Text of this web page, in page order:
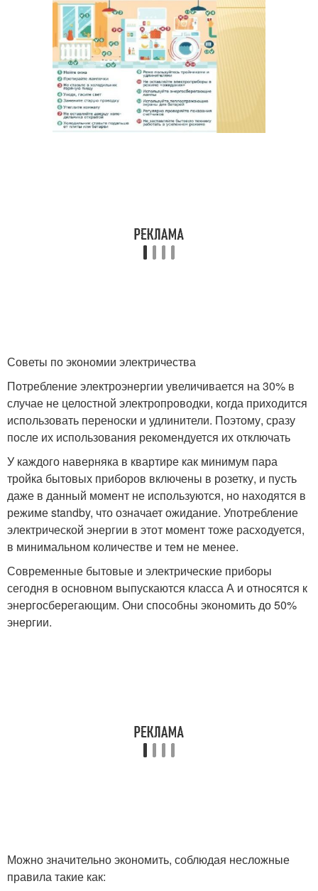
Советы по экономии электричества
Потребление электроэнергии увеличивается на 30% в
случае не целостной электропроводки, когда приходится
использовать переноски и удлинители. Поэтому, сразу
после их использования рекомендуется их отключать
У каждого наверняка в квартире как минимум пара
тройка бытовых приборов включены в розетку, и пусть
даже в данный момент не используются, но находятся в
режиме standby, что означает ожидание. Употребление
электрической энергии в этот момент тоже расходуется,
в минимальном количестве и тем не менее.
Современные бытовые и электрические приборы
сегодня в основном выпускаются класса А и относятся к
энергосберегающим. Они способны экономить до 50%
энергии.
Можно значительно экономить, соблюдая несложные
правила такие как: